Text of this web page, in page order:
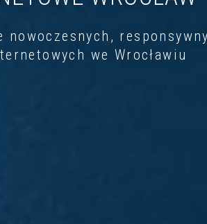
nowoczesnych,
we Wrocławiu